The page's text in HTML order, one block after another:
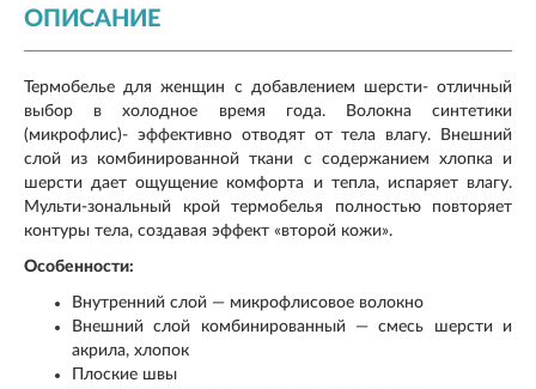
ОПИСАНИЕ
Термобелье для женщин с добавлением шерсти- отличный
выбор в холодное время года. Волокна синтетики
(микрофлис)- эффективно отводят от тела влагу. Внешний
слой из комбинированной ткани с содержанием хлопка и
шерсти дает ощущение комфорта и тепла, испаряет влагу.
Мульти-зональный крой термобелья полностью повторяет
контуры тела, создавая эффект «второй кожи».
Особенности:
Внутренний слой — микрофлисовое волокно
Внешний слой комбинированный — смесь шерсти и
акрила, хлопок
Плоские швы